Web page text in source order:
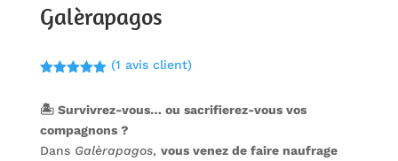
Galèrapagos
basé sur
client
(1 avis client)
🏝️ Survivrez-vous… ou sacrifierez-vous vos
compagnons ?
Dans Galèrapagos, vous venez de faire naufrage